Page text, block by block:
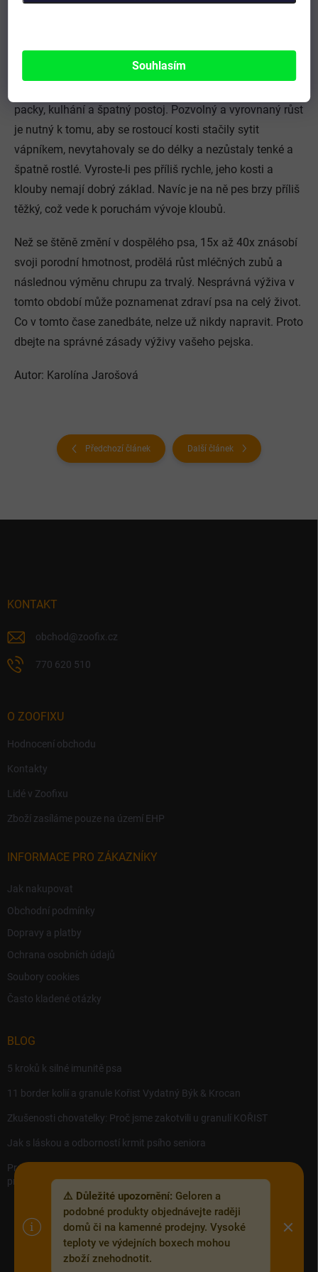
Souhlasím
⚠️ Důležité upozornění: Geloren a
podobné produkty objednávejte raději
domů či na kamenné prodejny. Vysoké
teploty ve výdejních boxech mohou
zboží znehodnotit.
především kostí, vazů a šlach.
packy, kulhání a špatný postoj. Pozvolný a vyrovnaný růst
je nutný k tomu, aby se rostoucí kosti stačily sytit
vápníkem, nevytahovaly se do délky a nezůstaly tenké a
špatně rostlé. Vyroste-li pes příliš rychle, jeho kosti a
klouby nemají dobrý základ. Navíc je na ně pes brzy příliš
těžký, což vede k poruchám vývoje kloubů.
Než se štěně změní v dospělého psa, 15x až 40x znásobí
svoji porodní hmotnost, prodělá růst mléčných zubů a
následnou výměnu chrupu za trvalý. Nesprávná výživa v
tomto období může poznamenat zdraví psa na celý život.
Co v tomto čase zanedbáte, nelze už nikdy napravit. Proto
dbejte na správné zásady výživy vašeho pejska.
Autor: Karolína Jarošová
Předchozí článek Další článek
KONTAKT
obchod @zoofix.cz
770 620 510
O ZOOFIXU
Hodnocení obchodu
Kontakty
Lidé v Zoofixu
Zboží zasíláme pouze na území EHP
INFORMACE PRO ZÁKAZNÍKY
Jak nakupovat
Obchodní podmínky
Dopravy a platby
Ochrana osobních údajů
Soubory cookies
Často kladené otázky
BLOG
5 kroků k silné imunitě psa
11 border kolií a granule Kořist Vydatný Býk & Krocan
Zkušenosti chovatelky: Proč jsme zakotvili u granulí KOŘIST
Jak s láskou a odborností krmit psího seniora
Precision MICROBES – Koktejl tělu prospěšných živých bakterií,
probiotik a postbiotik.
Copyright 2026 Zoofix.cz . Všechna práva vyhrazena.
cookies